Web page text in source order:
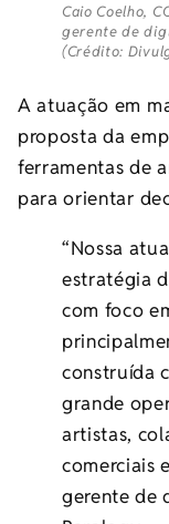
Caio Coelho,
gerente de
(Crédito:
A atuação em
proposta da
ferramentas de
para orientar
“Nossa
estratégia
com foco
construída
grande
artistas,
comerciais
gerente de